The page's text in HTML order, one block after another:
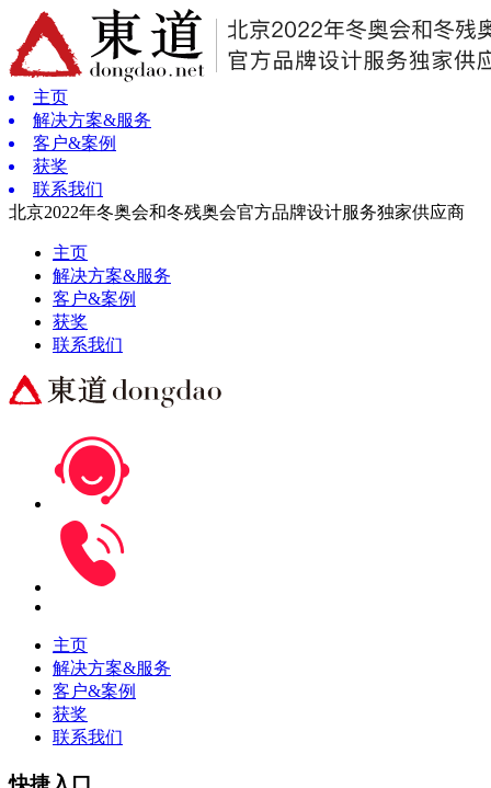
主页
解决方案&服务
客户&案例
获奖
联系我们
北京2022年冬奥会和冬残奥会官方品牌设计服务独家供应商
主页
解决方案&服务
客户&案例
获奖
联系我们
主页
解决方案&服务
客户&案例
获奖
联系我们